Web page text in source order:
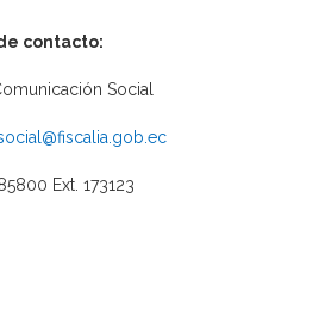
contacto:
Social
Ext. 173123